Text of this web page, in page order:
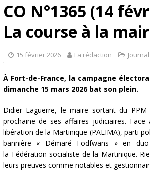
CO N°1365 (14
La course à la
15 février 2026 La rédaction
À Fort-de-France, la campagne
dimanche 15 mars 2026 bat son plein.
Didier Laguerre, le maire sortant du PPM
prochaine de ses affaires judiciaires.
libération de la Martinique (PALIMA), parti
bannière « Démaré Fodfwans » en
la Fédération socialiste de la Martinique.
leurs preuves comme notables et